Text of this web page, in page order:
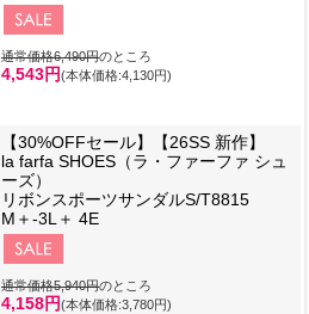
通常価格6,490円のところ
4,543円(本体価格:4,130円)
【30%OFFセール】【26SS 新作】
la farfa SHOES（ラ・ファーファ シュ
ーズ）
リボンスポーツサンダルS/T8815
M＋-3L＋ 4E
通常価格5,940円のところ
4,158円(本体価格:3,780円)